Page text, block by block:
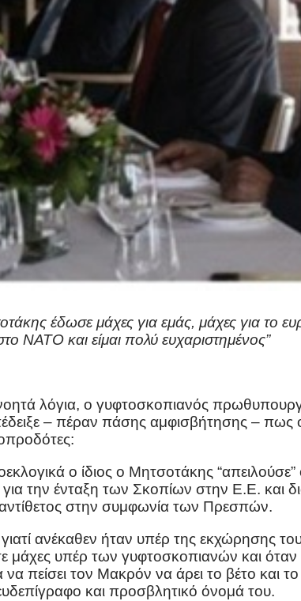
έδωσε μάχες για εμάς, μάχες για το
ΝΑΤΟ και είμαι πολύ ευχαριστημένος”
λόγια, ο γυφτοσκοπιανός
– πέραν πάσης αμφισβήτησης – πως
ο ίδιος ο Μητσοτάκης “απειλούσε”
για την ένταξη των Σκοπίων στην Ε.Ε. και
στην συμφωνία των Πρεσπών.
ανέκαθεν ήταν υπέρ της εκχώρησης
μάχες υπέρ των γυφτοσκοπιανών και
πείσει τον Μακρόν να άρει το βέτο και το
και προσβλητικό όνομά του.